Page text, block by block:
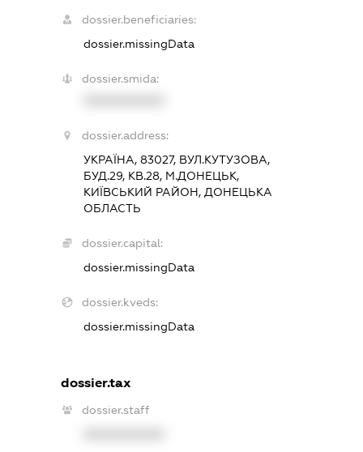
dossier.beneficiaries:
dossier.missingData
dossier.smida:
dossier.address:
УКРАЇНА, 83027, ВУЛ.КУТУЗОВА,
БУД.29, КВ.28, М.ДОНЕЦЬК,
КИЇВСЬКИЙ РАЙОН, ДОНЕЦЬКА
ОБЛАСТЬ
dossier.capital:
dossier.missingData
dossier.kveds:
dossier.missingData
dossier.tax
dossier.staff